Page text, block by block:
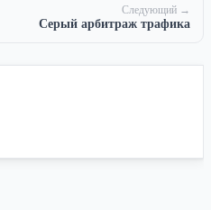
Следующий →
Серый арбитраж трафика